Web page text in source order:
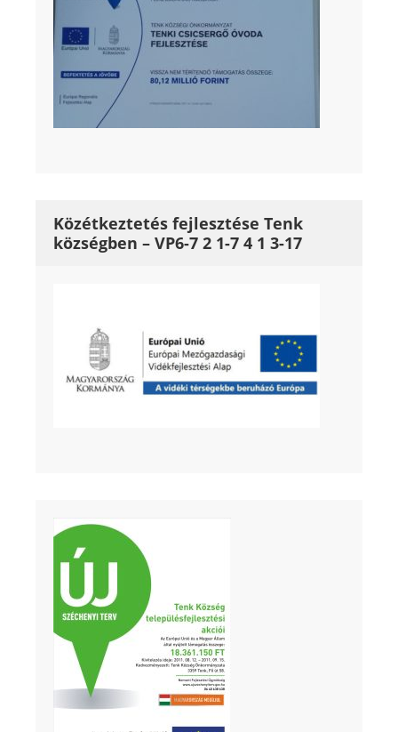
Közétkeztetés fejlesztése Tenk
községben – VP6-7 2 1-7 4 1 3-17